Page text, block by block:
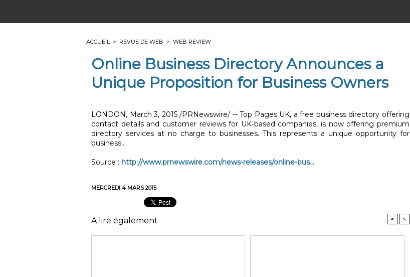
ACCUEIL > REVUE DE WEB > WEB REVIEW
Online Business Directory Announces a
Unique Proposition for Business Owners
LONDON, March 3, 2015 /PRNewswire/ -- Top Pages UK, a free business directory offering
contact details and customer reviews for UK-based companies, is now offering premium
directory services at no charge to businesses. This represents a unique opportunity for
business...
Source : http://www.prnewswire.com/news-releases/online-bus...
MERCREDI 4 MARS 2015
A lire également < >